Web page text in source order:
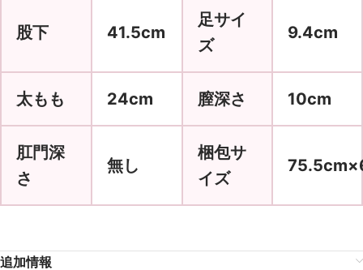
股下 41.5cm
足サイ
ズ
9.4cm
太もも 24cm 膣深さ 10cm
肛門深
さ
無し
梱包サ
イズ
追加情報